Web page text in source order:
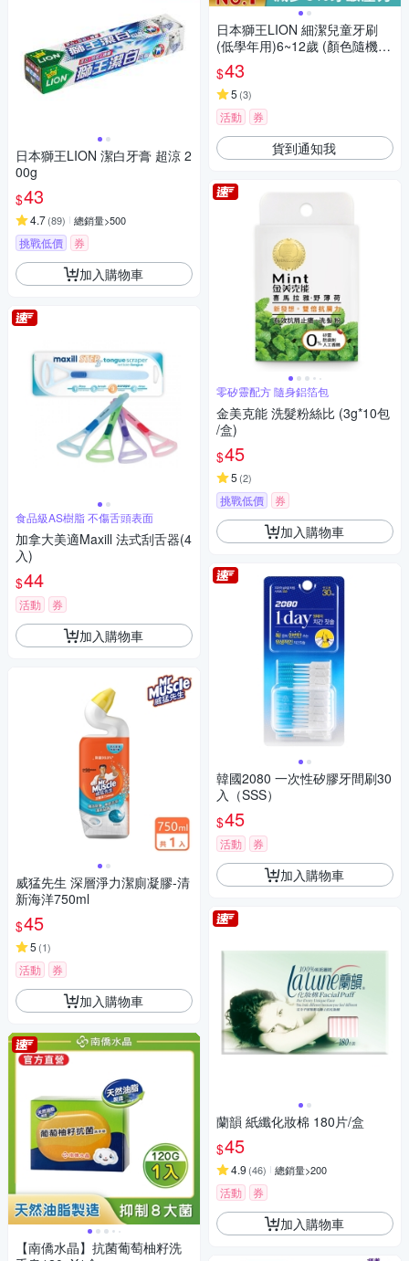
日本獅王LION 潔白牙膏 超涼 2
00g
$43
4.7(89) 總銷量>500
挑戰低價 券
加入購物車
食品級AS樹脂 不傷舌頭表面
加拿大美適Maxill 法式刮舌器(4
入)
$44
活動 券
加入購物車
威猛先生 深層淨力潔廁凝膠-清
新海洋750ml
$45
5 (1)
活動 券
加入購物車
【南僑水晶】抗菌葡萄柚籽洗
日本獅王LION 細潔兒童牙刷
(低學年用)6~12歲 (顏色隨機出
貨)
$43
5 (3)
活動 券
貨到通知我
零矽靈配方 隨身鋁箔包
金美克能 洗髮粉絲比 (3g*10包
/盒)
$45
5 (2)
挑戰低價 券
加入購物車
韓國2080 一次性矽膠牙間刷30
入（SSS）
$45
活動 券
加入購物車
蘭韻 紙纖化妝棉 180片/盒
$45
4.9 (46) 總銷量>200
活動 券
加入購物車